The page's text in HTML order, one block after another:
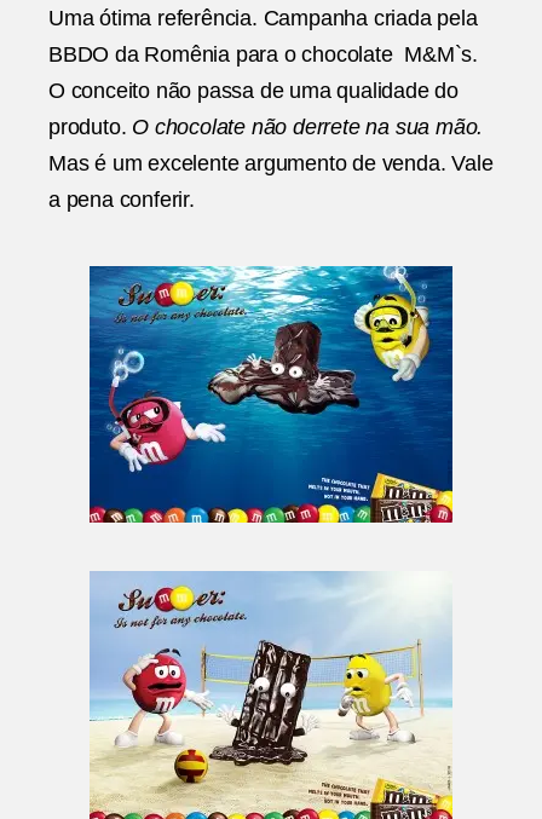
Uma ótima referência. Campanha criada pela
BBDO da Romênia para o chocolate M&M`s.
O conceito não passa de uma qualidade do
produto. O chocolate não derrete na sua mão.
Mas é um excelente argumento de venda. Vale
a pena conferir.